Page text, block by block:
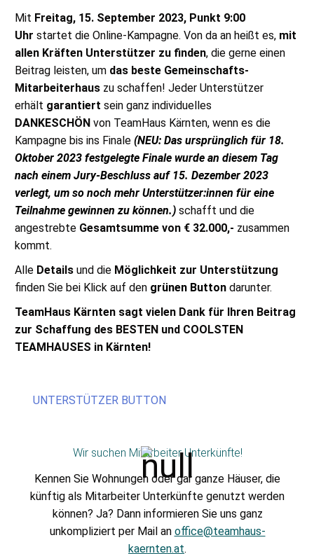
Mit Freitag, 15. September 2023, Punkt 9:00
Uhr startet die Online-Kampagne. Von da an heißt es, mit
allen Kräften Unterstützer zu finden, die gerne einen
Beitrag leisten, um das beste Gemeinschafts-
Mitarbeiterhauszu schaffen! Jeder Unterstützer
erhält garantiert sein ganz individuelles
DANKESCHÖN von TeamHaus Kärnten, wenn es die
Kampagne bis ins Finale (NEU: Das ursprünglich für 18.
Oktober 2023 festgelegte Finale wurde an diesem Tag
nach einem Jury-Beschluss auf 15. Dezember 2023
verlegt, um so noch mehr Unterstützer:innen für eine
Teilnahme gewinnen zu können.) schafft und die
angestrebte Gesamtsumme von € 32.000,- zusammen
kommt.
Alle Detailsund die Möglichkeit zur Unterstützung
finden Sie bei Klick auf dengrünen Button darunter.
TeamHaus Kärnten sagt vielen Dank für Ihren Beitrag
zur Schaffung des BESTEN und COOLSTEN
TEAMHAUSES in Kärnten!
UNTERSTÜTZER BUTTON
Wir suchen Mitarbeiter Unterkünfte!
Kennen Sie Wohnungen oder gar ganze Häuser, die
künftig als Mitarbeiter Unterkünfte genutzt werden
können? Ja? Dann informieren Sie uns ganz
unkompliziert per Mail an office@teamhaus-
kaernten.at.